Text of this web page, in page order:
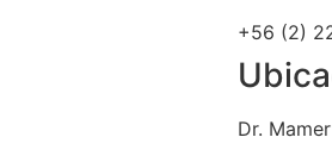
+56 (2)
Dr.